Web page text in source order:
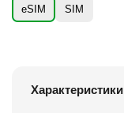
eSIM SIM
Характеристики